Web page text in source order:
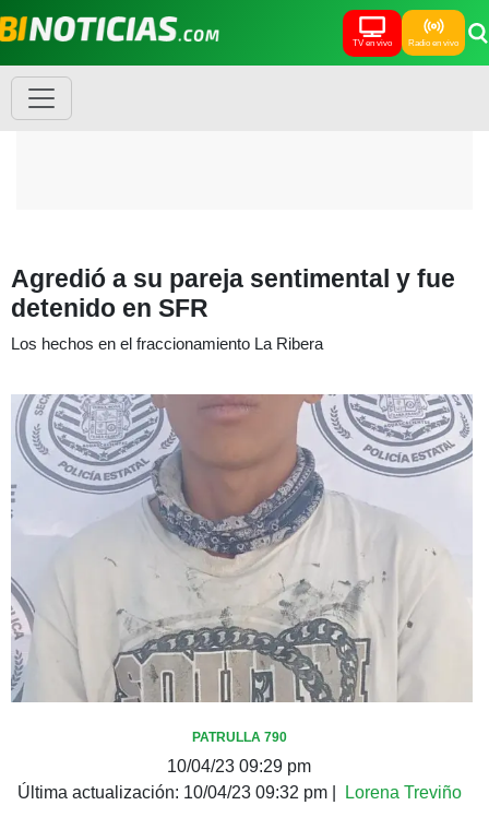
TV en vivo Radio en vivo
Agredió a su pareja sentimental y fue
detenido en SFR
Los hechos en el fraccionamiento La Ribera
PATRULLA 790
10/04/23 09:29 pm
Última actualización: 10/04/23 09:32 pm| Lorena Treviño